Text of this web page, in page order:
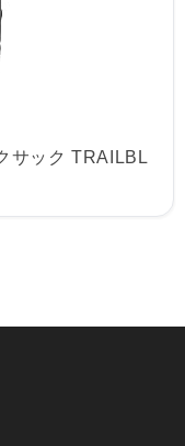
サック TRAILBL